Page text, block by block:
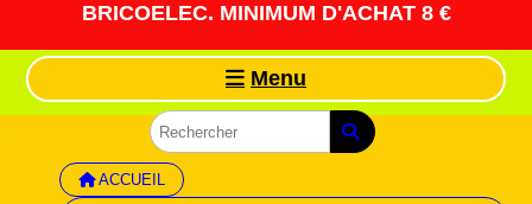
BRICOELEC. MINIMUM D'ACHAT 8 €
Menu
ACCUEIL